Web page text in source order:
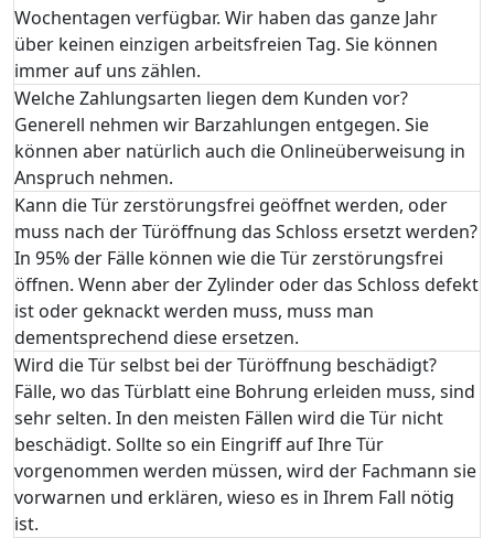
Wochentagen verfügbar. Wir haben das ganze Jahr
über keinen einzigen arbeitsfreien Tag. Sie können
immer auf uns zählen.
Welche Zahlungsarten liegen dem Kunden vor?
Generell nehmen wir Barzahlungen entgegen. Sie
können aber natürlich auch die Onlineüberweisung in
Anspruch nehmen.
Kann die Tür zerstörungsfrei geöffnet werden, oder
muss nach der Türöffnung das Schloss ersetzt werden?
In 95% der Fälle können wie die Tür zerstörungsfrei
öffnen. Wenn aber der Zylinder oder das Schloss defekt
ist oder geknackt werden muss, muss man
dementsprechend diese ersetzen.
Wird die Tür selbst bei der Türöffnung beschädigt?
Fälle, wo das Türblatt eine Bohrung erleiden muss, sind
sehr selten. In den meisten Fällen wird die Tür nicht
beschädigt. Sollte so ein Eingriff auf Ihre Tür
vorgenommen werden müssen, wird der Fachmann sie
vorwarnen und erklären, wieso es in Ihrem Fall nötig
ist.